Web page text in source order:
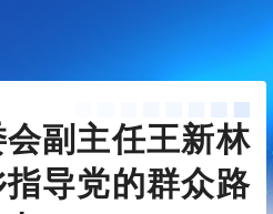
副主任王新林
导党的群众路